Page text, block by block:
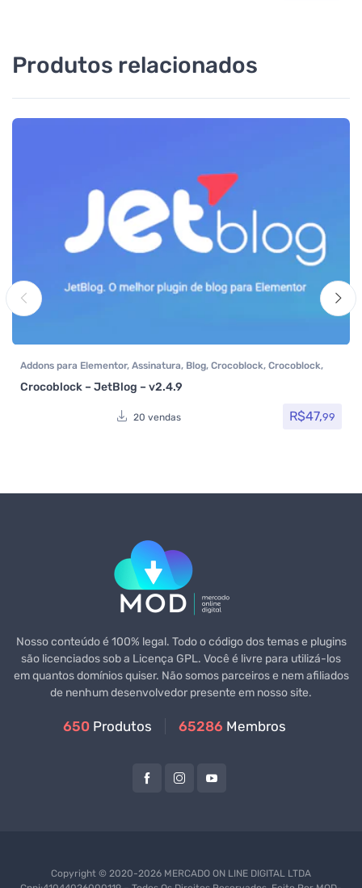
Produtos relacionados
Addons para Elementor, Assinatura, Blog, Crocoblock, Crocoblock,
Elementor Pro
Plugins Todos os itens
Crocoblock – JetBlog – v2.4.9
20 vendas R$47,99
Nosso conteúdo é 100% legal. Todo o código dos temas e plugins
são licenciados sob a Licença GPL. Você é livre para utilizá-los
em quantos domínios quiser. Não somos parceiros e nem afiliados
de nenhum desenvolvedor presente em nosso site.
650 Produtos 65286 Membros
Copyright © 2020-2026 MERCADO ON LINE DIGITAL LTDA